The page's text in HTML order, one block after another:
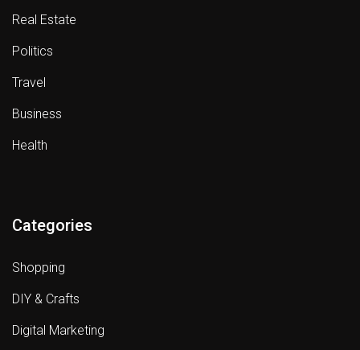
Real Estate
Politics
Travel
Business
Health
Categories
Shopping
DIY & Crafts
Digital Marketing